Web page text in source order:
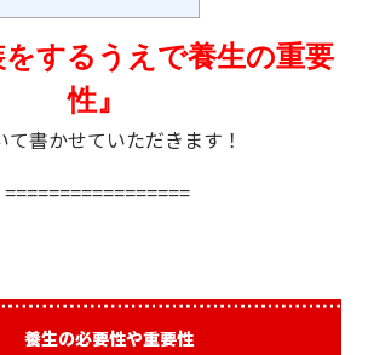
をするうえで養生の重要
性』
て書かせていただきます！
=================
養生の必要性や重要性